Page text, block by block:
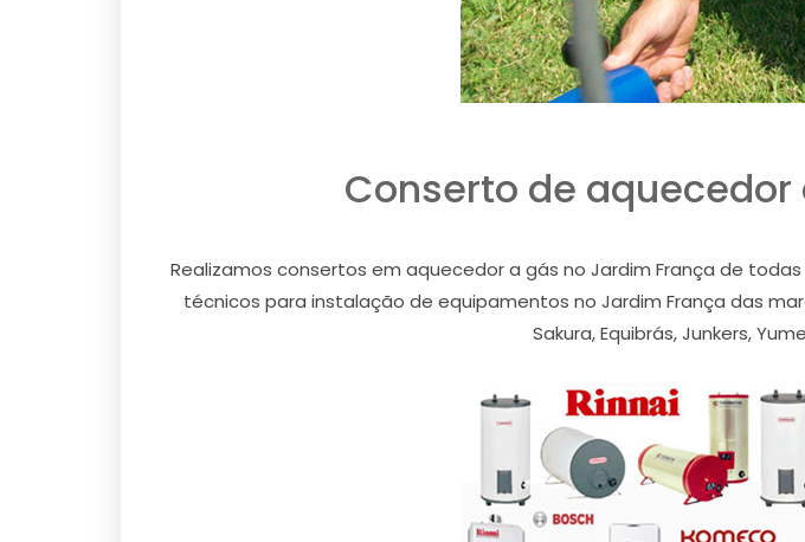
Conserto de
Realizamos consertos em aquecedor a gás no Jardim França de
técnicos para instalação de equipamentos no Jardim França das
Sakura, Equibrás, Junkers,